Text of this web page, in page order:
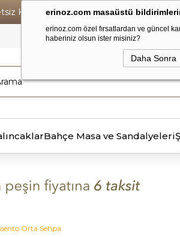
erinoz.com masaüstü
erinoz.com özel fırsatlardan ve güncel
haberiniz olsun ister misiniz?
Daha Sonra
Kargo • Vade Farksız 6 Taksit !
Bahçe Masa ve Sandalyeleri
Orta Sehpa